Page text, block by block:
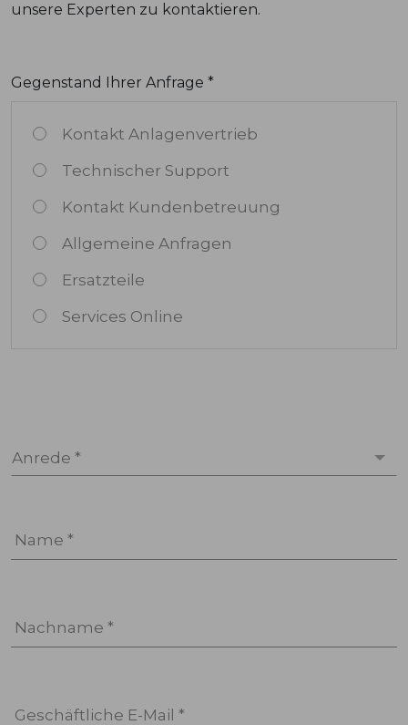
unsere Experten zu kontaktieren.
Gegenstand Ihrer Anfrage *
Kontakt Anlagenvertrieb
Technischer Support
Kontakt Kundenbetreuung
Allgemeine Anfragen
Ersatzteile
Services Online
Anrede *
Name *
Nachname *
Geschäftliche E-Mail *